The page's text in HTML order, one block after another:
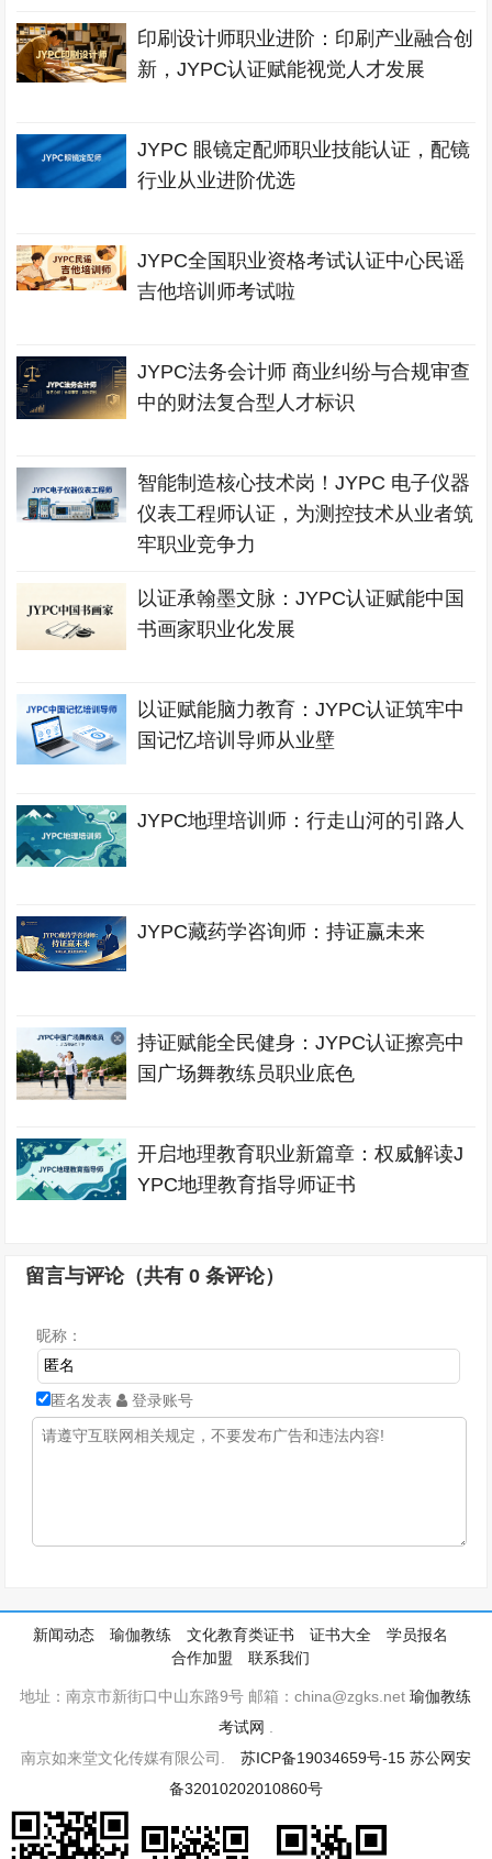
印刷设计师职业进阶：印刷产业融合创
新，JYPC认证赋能视觉人才发展
JYPC 眼镜定配师职业技能认证，配镜
行业从业进阶优选
JYPC全国职业资格考试认证中心民谣
吉他培训师考试啦
JYPC法务会计师 商业纠纷与合规审查
中的财法复合型人才标识
智能制造核心技术岗！JYPC 电子仪器
仪表工程师认证，为测控技术从业者筑
牢职业竞争力
以证承翰墨文脉：JYPC认证赋能中国
书画家职业化发展
以证赋能脑力教育：JYPC认证筑牢中
国记忆培训导师从业壁
JYPC地理培训师：行走山河的引路人
JYPC藏药学咨询师：持证赢未来
持证赋能全民健身：JYPC认证擦亮中
国广场舞教练员职业底色
开启地理教育职业新篇章：权威解读J
YPC地理教育指导师证书
留言与评论（共有0 条评论）
昵称：
匿名发表 登录账号
新闻动态 瑜伽教练 文化教育类证书 证书大全
学员报名
合作加盟
联系我们
地址：南京市新街口中山东路9号 邮箱：china@zgks.net瑜伽教练
考试网
南京如来堂文化传媒有限公司. 苏ICP备19034659号-15 苏公网安
备32010202010860号